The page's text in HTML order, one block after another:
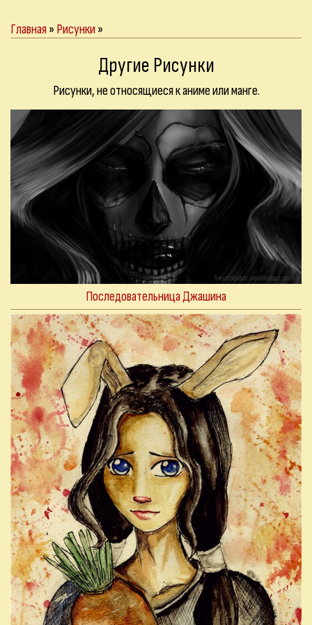
Главная» Рисунки»
Другие Рисунки
Рисунки, не относящиеся к аниме или манге.
Последовательница Джашина